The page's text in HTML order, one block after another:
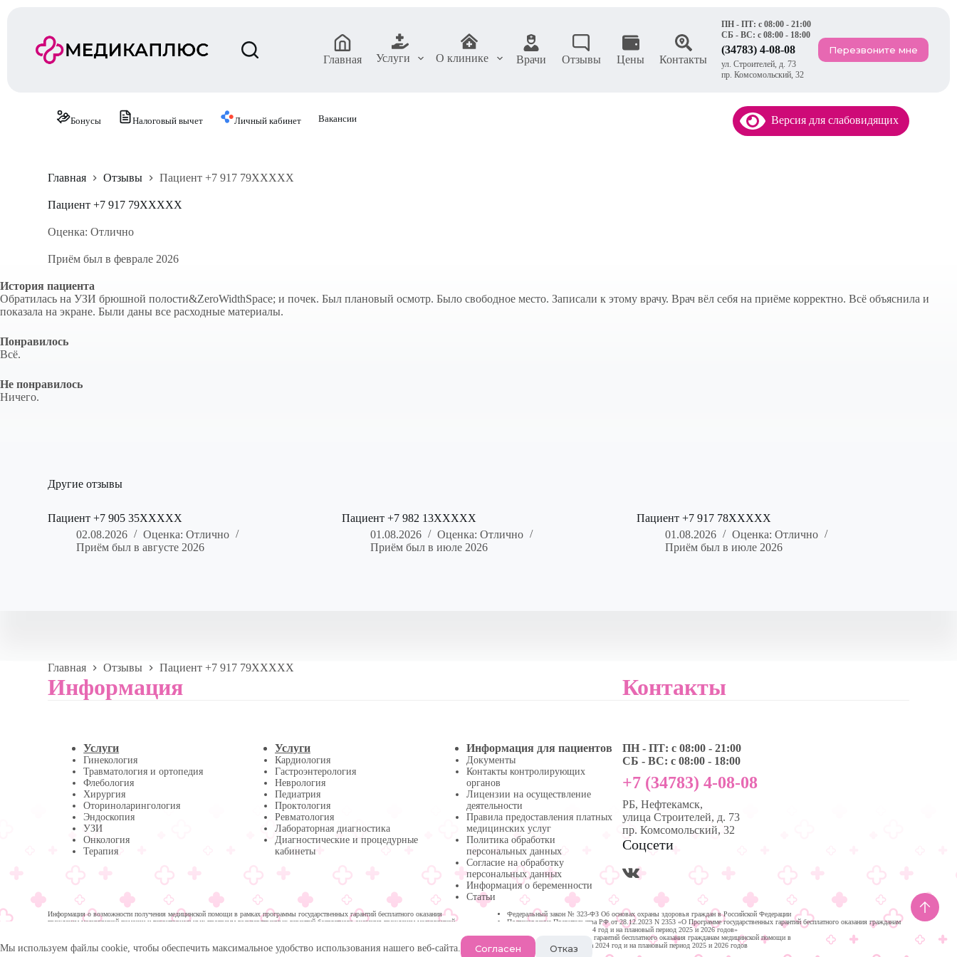
Мы используем файлы cookie, чтобы обеспечить максимальное удобство использования нашего веб-сайта. Согласен Отказ
Главная Услуги О клинике Врачи Отзывы Цены Контакты
ПН - ПТ: с 08:00 - 21:00
СБ - ВС: с 08:00 - 18:00
(34783) 4-08-08
ул. Строителей, д. 73
пр. Комсомольский, 32
Перезвоните мне
Бонусы Налоговый вычет Личный кабинет Вакансии Версия для слабовидящих
Главная Отзывы Пациент +7 917 79XXXXX
Пациент +7 917 79XXXXX
Оценка: Отлично
Приём был в феврале 2026
История пациента
Обратилась на УЗИ брюшной полости&ZeroWidthSpace; и почек. Был плановый осмотр. Было свободное место. Записали к этому врачу. Врач вёл себя на приёме корректно. Всё объяснила и
показала на экране. Были даны все расходные материалы.
Понравилось
Всё.
Не понравилось
Ничего.
Другие отзывы
Пациент +7 905 35XXXXX
02.08.2026
Оценка: Отлично
Приём был в августе 2026
Пациент +7 982 13XXXXX
01.08.2026
Оценка: Отлично
Приём был в июле 2026
Пациент +7 917 78XXXXX
01.08.2026
Оценка: Отлично
Приём был в июле 2026
Главная Отзывы Пациент +7 917 79XXXXX
Информация
Услуги
Гинекология
Травматология и ортопедия
Флебология
Хирургия
Оториноларингология
Эндоскопия
УЗИ
Онкология
Терапия
Услуги
Кардиология
Гастроэнтерология
Неврология
Педиатрия
Проктология
Ревматология
Лабораторная диагностика
Диагностические и процедурные
кабинеты
Информация для пациентов
Документы
Контакты контролирующих
органов
Лицензии на осуществление
деятельности
Правила предоставления платных
медицинских услуг
Политика обработки
персональных данных
Согласие на обработку
персональных данных
Информация о беременности
Статьи
Контакты
ПН - ПТ: с 08:00 - 21:00
СБ - ВС: с 08:00 - 18:00
+7 (34783) 4-08-08
РБ, Нефтекамск,
улица Строителей, д. 73
пр. Комсомольский, 32
Соцсети
Информация о возможности получения медицинской помощи в рамках программы государственных гарантий бесплатного оказания
гражданам медицинской помощи и территориальных программ государственных гарантий бесплатного оказания гражданам медицинской
Федеральный закон № 323-ФЗ Об основах охраны здоровья граждан в Российской Федерации
Постановление Правительства РФ от 28.12.2023 N 2353 «О Программе государственных гарантий бесплатного оказания гражданам
медицинской помощи на 2024 год и на плановый период 2025 и 2026 годов»
Программа государственных гарантий бесплатного оказания гражданам медицинской помощи в
Республике Башкортостан на 2024 год и на плановый период 2025 и 2026 годов